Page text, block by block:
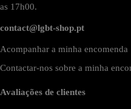
as 17h00.
contact@lgbt-shop.pt
Acompanhar a minha encomenda
Contactar-nos sobre a minha
Avaliações de clientes